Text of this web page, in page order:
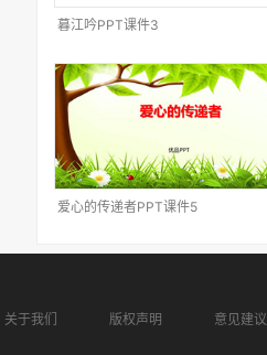
暮江吟PPT课件3
爱心的传递者PPT课件5
关于我们 版权声明 意见建议